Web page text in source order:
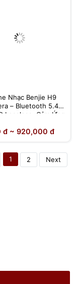
Nhạc Benjie H9
– Bluetooth 5.4,
Lossless, Cảm Ứng
đ ~ 920,000 đ
1 2 Next